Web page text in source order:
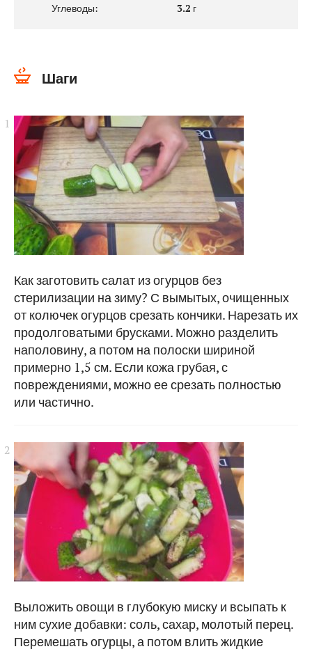
Углеводы:
3.2 г
Шаги
Как заготовить салат из огурцов без
стерилизации на зиму? С вымытых, очищенных
от колючек огурцов срезать кончики. Нарезать их
продолговатыми брусками. Можно разделить
наполовину, а потом на полоски шириной
примерно 1,5 см. Если кожа грубая, с
повреждениями, можно ее срезать полностью
или частично.
Выложить овощи в глубокую миску и всыпать к
ним сухие добавки: соль, сахар, молотый перец.
Перемешать огурцы, а потом влить жидкие